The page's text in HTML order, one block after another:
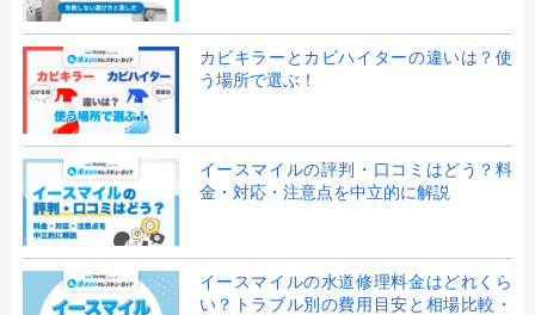
カビキラーとカビハイターの違いは？使
う場所で選ぶ！
イースマイルの評判・口コミはどう？料
金・対応・注意点を中立的に解説
イースマイルの水道修理料金はどれくら
い？トラブル別の費用目安と相場比較・